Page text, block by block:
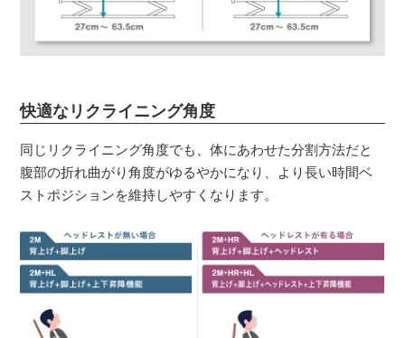
快適なリクライニング角度
同じリクライニング角度でも、体にあわせた分割方法だと
腹部の折れ曲がり角度がゆるやかになり、より長い時間ベ
ストポジションを維持しやすくなります。